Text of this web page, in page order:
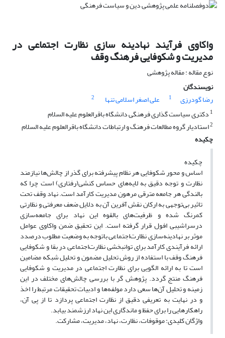
واکاوی فرآیند نهادینه سازی نظارت اجتماعی در
مدیریت و شکوفایی فرهنگ وقف
نوع مقاله : مقاله پژوهشی
نویسندگان
رضا گودرزی
1 علی اصغر اسلامی تنها
2
1 دکتری سیاست گذاری فرهنگی دانشگاه باقرالعلوم علیه السلام
2استادیار گروه مطالعات فرهنگ و ارتباطات دانشگاه باقرالعلوم علیه السلام
چکیده
چکیده
اساس و محور شکوفایی هر نظام پیشرفته برای گذر از چالش‌ها نیازمند
نظارت و توجه دقیق به لایه‌های حساس کنشی(رفتاری) است چرا که
بالندگی هر جامعه مترقی مرهون مدیریت کارآمد است. نهاد‌ وقف تحت
تاثیر بی‌توجهی به ارکان نقش آفرین آن به دلایل ضعف معرفتی و نظارتی
کمرنگ شده و ظرفیت‌های بالقوه این نهاد برای جامعه‌سازی
درسراشیبی افول قرار گرفته است. این تحقیق ضمن واکاوی عوامل
موثر بر نهادینه‌سازی نظارت‌اجتماعی با‌توجه به وضعیت مطلوب درصدد
ارائه فرآیندی کارآمد برای توانبخشی نظارت‌اجتماعی در بقا و شکوفایی
فرهنگ‌ وقف با استفاده از روش تحلیل مضمون و تحلیل شبکه مضامین
است تا به ارائه الگویی برای نظارت اجتماعی در مدیریت و شکوفایی
فرهنگ منتج گردد. پژوهش گر با بررسی چالش‌های مختلف در این
زمینه و تحلیل آن‌ها سعی دارد مولفه‌ها و ادبیات تحقیقات مرتبط را اخذ
و در نهایت به تعریفی دقیق از نظارت اجتماعی ‌پردازد تا از پی آن،
راهکارهایی را برای حفظ و ماندگاری این نهاد ارزشمند بیابد.
واژگان کلیدی: موقوفات، نظارت، نهاد، مدیریت، مشارکت.